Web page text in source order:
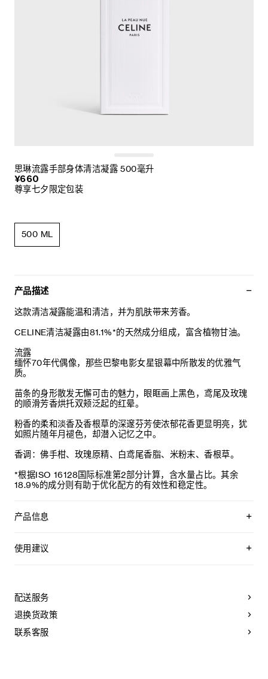
思琳流露手部身体清洁凝露 500毫升
¥660
尊享七夕限定包装
500 ML
产品描述
这款清洁凝露能温和清洁，并为肌肤带来芳香。
CELINE清洁凝露由81.1%*的天然成分组成，富含植物甘油。
流露
缅怀70年代偶像，那些巴黎电影女星银幕中所散发的优雅气
质。
苗条的身形散发无懈可击的魅力，眼眶画上黑色，鸢尾及玫瑰
的顺滑芳香烘托双颊泛起的红晕。
粉香的柔和淡香及香根草的深邃芬芳使浓郁花香更显明亮，犹
如照片随年月褪色，却潜入记忆之中。
香调：佛手柑、玫瑰原精、白鸢尾香脂、米粉末、香根草。
*根据ISO 16128国际标准第2部分计算，含水量占比。其余
18.9%的成分则有助于优化配方的有效性和稳定性。
产品信息
境内责任人：思琳商贸（上海）有限公司
境内责任人地址：上海市静安区南京西路1266号恒隆广场66层
6601、6602、6603、6604、6605、6606、6608、6609
室
使用建议
若不慎入眼，请立即用水冲洗。使用后清洗肌肤。
配送服务
退换货政策
联系客服